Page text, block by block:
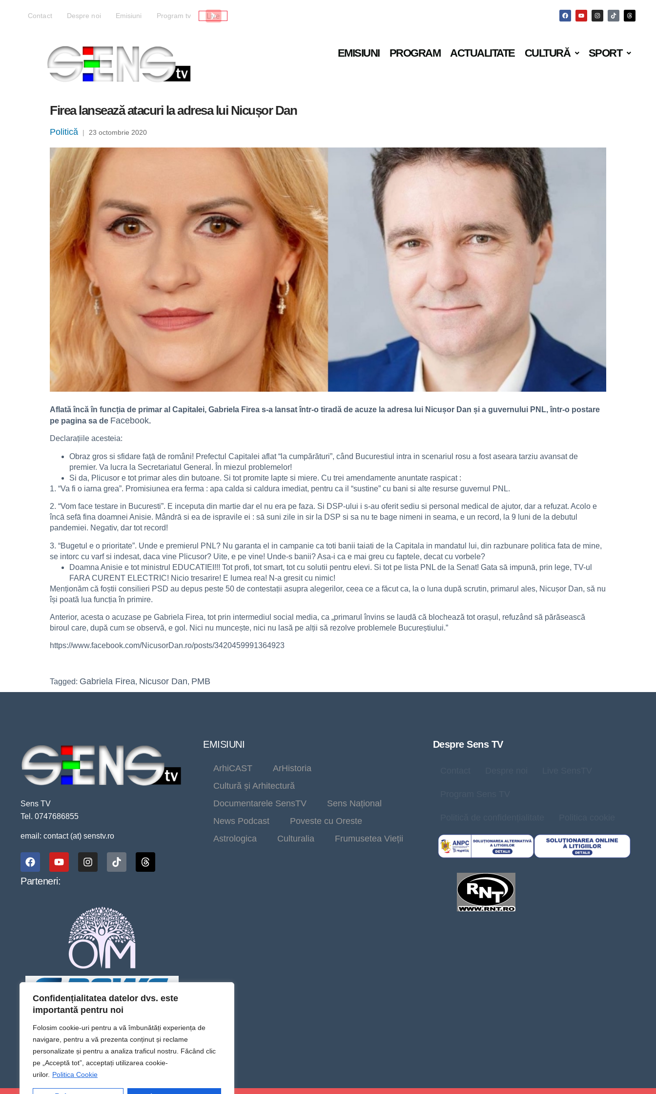
Confidențialitatea datelor dvs. este
importantă pentru noi
Folosim cookie-uri pentru a vă îmbunătăți experiența de
navigare, pentru a vă prezenta conținut și reclame
personalizate și pentru a analiza traficul nostru. Făcând clic
pe „Acceptă tot”, acceptați utilizarea cookie-
urilor. Politica Cookie
Contact Despre noi Emisiuni Program tv Live
EMISIUNI PROGRAM ACTUALITATE CULTURĂ SPORT
Firea lansează atacuri la adresa lui Nicușor Dan
Politică | 23 octombrie 2020
Aflată încă în funcția de primar al Capitalei, Gabriela Firea s-a lansat într-o tiradă de acuze la adresa lui Nicușor Dan și a guvernului PNL, într-o postare
pe pagina sa de Facebook.
Declarațiile acesteia:
Obraz gros si sfidare fațā de români! Prefectul Capitalei aflat “la cumpărături”, când Bucurestiul intra in scenariul rosu a fost aseara tarziu avansat de
premier. Va lucra la Secretariatul General. În miezul problemelor!
Si da, Plicusor e tot primar ales din butoane. Si tot promite lapte si miere. Cu trei amendamente anuntate raspicat :
1. “Va fi o iarna grea”. Promisiunea era ferma : apa calda si caldura imediat, pentru ca il “sustine” cu bani si alte resurse guvernul PNL.
2. “Vom face testare in Bucuresti”. E inceputa din martie dar el nu era pe faza. Si DSP-ului i s-au oferit sediu si personal medical de ajutor, dar a refuzat. Acolo e
încā sefā fina doamnei Anisie. Mândrā si ea de ispravile ei : sā suni zile in sir la DSP si sa nu te bage nimeni in seama, e un record, la 9 luni de la debutul
pandemiei. Negativ, dar tot record!
3. “Bugetul e o prioritate”. Unde e premierul PNL? Nu garanta el in campanie ca toti banii taiati de la Capitala in mandatul lui, din razbunare politica fata de mine,
se intorc cu varf si indesat, daca vine Plicusor? Uite, e pe vine! Unde-s banii? Asa-i ca e mai greu cu faptele, decat cu vorbele?
Doamna Anisie e tot ministrul EDUCATIEI!!! Tot profi, tot smart, tot cu solutii pentru elevi. Si tot pe lista PNL de la Senat! Gata sā impunā, prin lege, TV-ul
FARA CURENT ELECTRIC! Nicio tresarire! E lumea rea! N-a gresit cu nimic!
Menționăm că foștii consilieri PSD au depus peste 50 de contestații asupra alegerilor, ceea ce a făcut ca, la o luna după scrutin, primarul ales, Nicușor Dan, să nu
își poată lua funcția în primire.
Anterior, acesta o acuzase pe Gabriela Firea, tot prin intermediul social media, ca „primarul învins se laudă că blochează tot orașul, refuzând să părăsească
biroul care, după cum se observă, e gol. Nici nu muncește, nici nu lasă pe alții să rezolve problemele Bucureștiului.”
https://www.facebook.com/NicusorDan.ro/posts/3420459991364923
Tagged: Gabriela Firea, Nicusor Dan, PMB
Sens TV
Tel. 0747686855
email: contact (at) senstv.ro
Parteneri:
EMISIUNI
ArhiCAST
ArHistoria
Cultură și Arhitectură
Documentarele SensTV
Sens Național
News Podcast
Poveste cu Oreste
Astrologica
Culturalia Frumusetea Vieții
Despre Sens TV